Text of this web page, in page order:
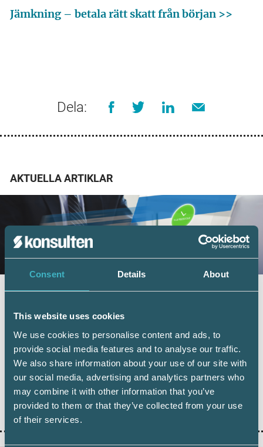
Consent Details About
This website uses cookies
We use cookies to personalise content and ads, to
provide social media features and to analyse our traffic.
We also share information about your use of our site with
our social media, advertising and analytics partners who
may combine it with other information that you’ve
provided to them or that they’ve collected from your use
of their services.
Jämkning – betala rätt skatt från början >>
Dela:
AKTUELLA ARTIKLAR
Fler företag väljer digital årsredovisning –
utvecklingen
6 juli 2026
Digital inlämning av årsredovisningar fortsätter att öka.
Under juni 2026 sattes ett nytt rekord när 101 126 företag
lämnade in sin årsredovisning digitalt – första gången
antalet överstiger 100 000 under en månad. Samtidigt
visar ny statistik från Bolagsverket att digital inlämning
ger färre kompletteringar och snabbare handläggning.